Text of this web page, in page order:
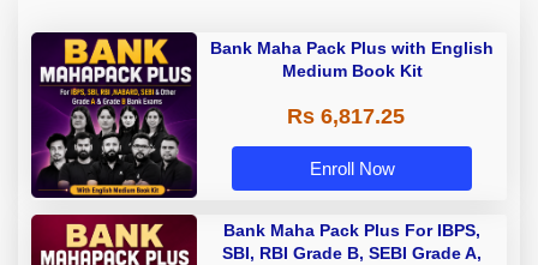
Bank Maha Pack Plus with English
Medium Book Kit
Rs 6,817.25
Enroll Now
Bank Maha Pack Plus For IBPS,
SBI, RBI Grade B, SEBI Grade A,